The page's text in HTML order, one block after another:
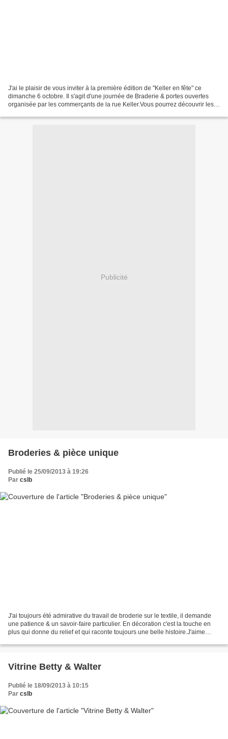
J'ai le plaisir de vous inviter à la première édition de "Keller en fête" ce
dimanche 6 octobre. Il s'agit d'une journée de Braderie & portes ouvertes
organisée par les commerçants de la rue Keller.Vous pourrez découvrir les
Publicité
Broderies & pièce unique
Publié le 25/09/2013 à 19:26
Par cslb
J'ai toujours été admirative du travail de broderie sur le textile, il demande
une patience & un savoir-faire particulier. En décoration c'est la touche en
plus qui donne du relief et qui raconte toujours une belle histoire.J'aime
Vitrine Betty & Walter
Publié le 18/09/2013 à 10:15
Par cslb